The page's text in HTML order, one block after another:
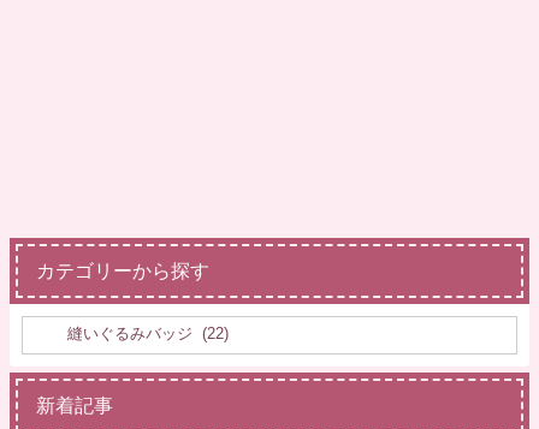
カテゴリーから探す
新着記事